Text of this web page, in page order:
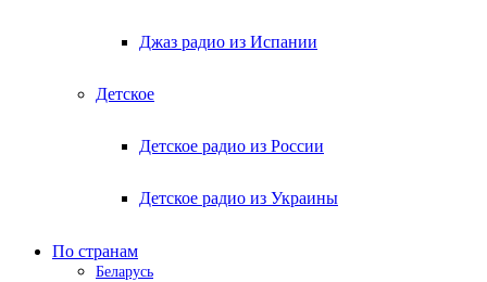
Джаз радио из Испании
Детское
Детское радио из России
Детское радио из Украины
По странам
Беларусь